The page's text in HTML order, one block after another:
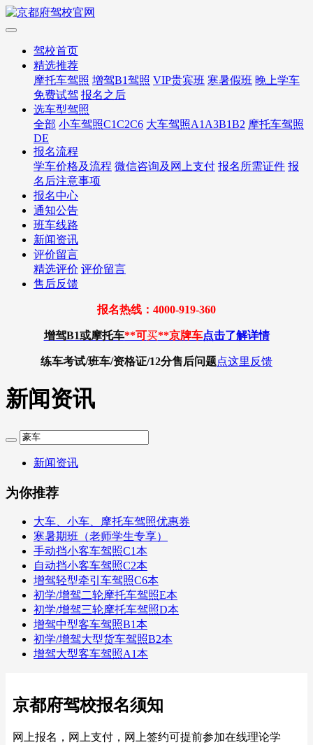
驾校首页
精选推荐
摩托车驾照 增驾B1驾照 VIP贵宾班 寒暑假班 晚上学车
免费试驾 报名之后
选车型驾照
全部 小车驾照C1C2C6 大车驾照A1A3B1B2 摩托车驾照
DE
报名流程
学车价格及流程 微信咨询及网上支付 报名所需证件 报
名后注意事项
报名中心
通知公告
班车线路
新闻资讯
评价留言
精选评价 评价留言
售后反馈
报名热线：4000-919-360
增驾B1或摩托车**可买**京牌车点击了解详情
练车考试/班车/资格证/12分售后问题点这里反馈
新闻资讯
新闻资讯
为你推荐
大车、小车、摩托车驾照优惠券
寒暑期班（老师学生专享）
手动挡小客车驾照C1本
自动挡小客车驾照C2本
增驾轻型牵引车驾照C6本
初学/增驾二轮摩托车驾照E本
初学/增驾三轮摩托车驾照D本
增驾中型客车驾照B1本
初学/增驾大型货车驾照B2本
增驾大型客车驾照A1本
京都府驾校报名须知
网上报名，网上支付，网上签约可提前参加在线理论学